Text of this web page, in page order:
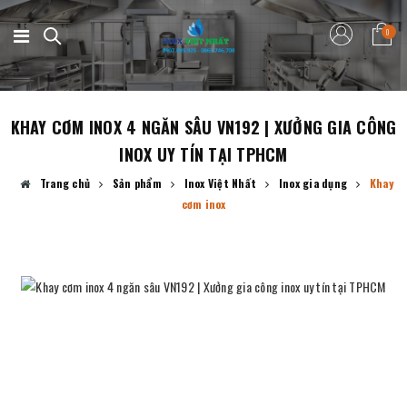
0
KHAY CƠM INOX 4 NGĂN SÂU VN192 | XƯỞNG GIA CÔNG
INOX UY TÍN TẠI TPHCM
Trang chủ Sản phẩm Inox Việt Nhất Inox gia dụng
Khay
cơm inox